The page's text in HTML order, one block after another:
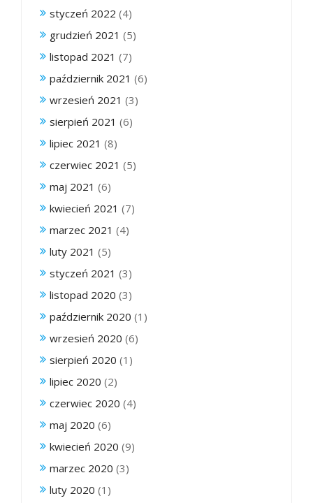
styczeń 2022 (4)
grudzień 2021 (5)
listopad 2021 (7)
październik 2021 (6)
wrzesień 2021 (3)
sierpień 2021 (6)
lipiec 2021 (8)
czerwiec 2021 (5)
maj 2021 (6)
kwiecień 2021 (7)
marzec 2021 (4)
luty 2021 (5)
styczeń 2021 (3)
listopad 2020 (3)
październik 2020 (1)
wrzesień 2020 (6)
sierpień 2020 (1)
lipiec 2020 (2)
czerwiec 2020 (4)
maj 2020 (6)
kwiecień 2020 (9)
marzec 2020 (3)
luty 2020 (1)